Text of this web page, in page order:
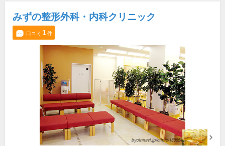
みずの整形外科・内科クリニック
口コミ 1件